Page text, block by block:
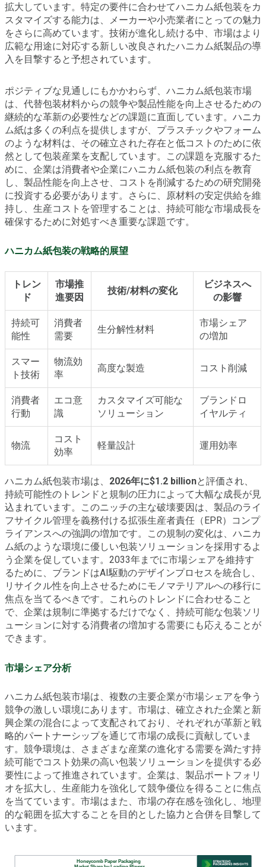
拡大しています。特定の要件に合わせてハニカム紙包装をカ
スタマイズする能力は、メーカーや小売業者にとっての魅力
をさらに高めています。技術が進化し続ける中、市場はより
広範な用途に対応する新しい改良されたハニカム紙製品の導
入を目撃すると予想されています。
ポジティブな見通しにもかかわらず、ハニカム紙包装市場
は、代替包装材料からの競争や製品性能を向上させるための
継続的な革新の必要性などの課題に直面しています。ハニカ
ム紙は多くの利点を提供しますが、プラスチックやフォーム
のような材料は、その確立された存在と低コストのために依
然として包装産業を支配しています。この課題を克服するた
めに、企業は消費者や企業にハニカム紙包装の利点を教育
し、製品性能を向上させ、コストを削減するための研究開発
に投資する必要があります。さらに、原材料の安定供給を維
持し、生産コストを管理することは、持続可能な市場成長を
確保するために対処すべき重要な課題です。
ハニカム紙包装の戦略的展望
トレン
ド
市場推
進要因
技術/材料の変化
ビジネスへ
の影響
持続可
能性
消費者
需要
生分解性材料
市場シェア
の増加
スマー
ト技術
物流効
率
高度な製造 コスト削減
消費者
行動
エコ意
識
カスタマイズ可能な
ソリューション
ブランドロ
イヤルティ
物流
コスト
効率
軽量設計 運用効率
ハニカム紙包装市場は、 2026年に$1.2 billionと評価され、
持続可能性のトレンドと規制の圧力によって大幅な成長が見
込まれています。このニッチの主な破壊要因は、製品のライ
フサイクル管理を義務付ける拡張生産者責任（EPR）コンプ
ライアンスへの強調の増加です。この規制の変化は、ハニカ
ム紙のような環境に優しい包装ソリューションを採用するよ
う企業を促しています。2033年までに市場シェアを維持す
るために、ブランドはAI駆動のデザインプロセスを統合し、
リサイクル性を向上させるためにモノマテリアルへの移行に
焦点を当てるべきです。これらのトレンドに合わせること
で、企業は規制に準拠するだけでなく、持続可能な包装ソリ
ューションに対する消費者の増加する需要にも応えることが
できます。
市場シェア分析
ハニカム紙包装市場は、複数の主要企業が市場シェアを争う
競争の激しい環境にあります。市場は、確立された企業と新
興企業の混合によって支配されており、それぞれが革新と戦
略的パートナーシップを通じて市場の成長に貢献していま
す。競争環境は、さまざまな産業の進化する需要を満たす持
続可能でコスト効果の高い包装ソリューションを提供する必
要性によって推進されています。企業は、製品ポートフォリ
オを拡大し、生産能力を強化して競争優位を得ることに焦点
を当てています。市場はまた、市場の存在感を強化し、地理
的な範囲を拡大することを目的とした協力と合併を目撃して
います。